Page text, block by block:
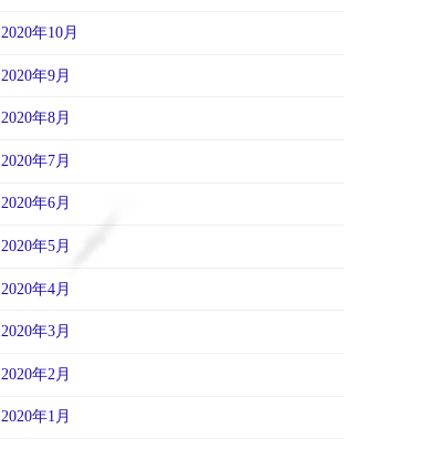
2020年10月
2020年9月
2020年8月
2020年7月
2020年6月
2020年5月
2020年4月
2020年3月
2020年2月
2020年1月